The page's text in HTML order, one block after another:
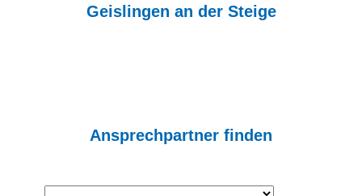
Geislingen an der Steige
Ansprechpartner finden